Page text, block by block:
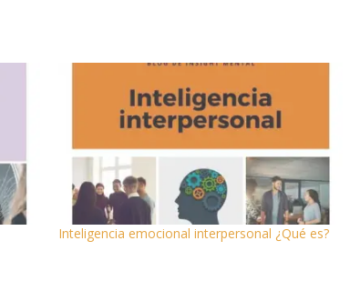
Inteligencia emocional interpersonal ¿Qué es?